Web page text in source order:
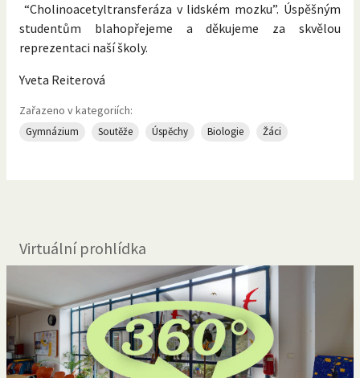
“Cholinoacetyltransferáza v lidském mozku”. Úspěšným
studentům blahopřejeme a děkujeme za skvělou
reprezentaci naší školy.
Yveta Reiterová
Zařazeno v kategoriích:
Gymnázium Soutěže Úspěchy Biologie Žáci
Virtuální prohlídka